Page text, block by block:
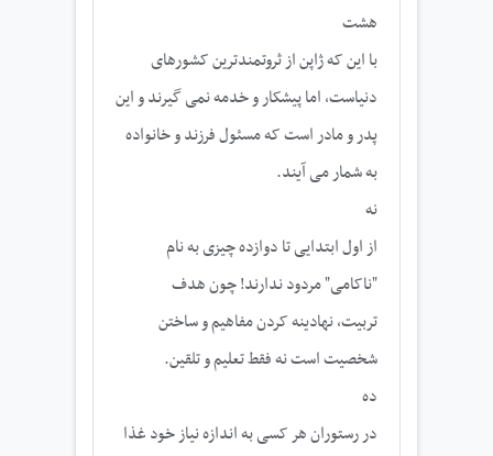
هشت
با این که ژاپن از ثروتمندترین کشورهای
دنیاست، اما پیشکار و خدمه نمی گیرند و این
پدر و مادر است که مسئول فرزند و خانواده
به شمار می آیند.
نه
از اول ابتدایی تا دوازده چیزی به نام
"ناکامی" مردود ندارند! چون هدف
تربیت، نهادینه کردن مفاهیم و ساختن
شخصیت است نه فقط تعلیم و تلقین.
ده
در رستوران هر کسی به اندازه نیاز خود غذا